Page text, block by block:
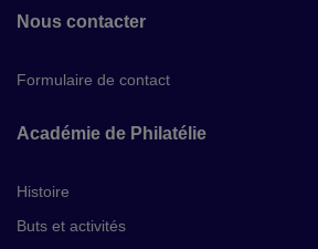
Nous contacter
Formulaire de contact
Académie de Philatélie
Histoire
Buts et activités